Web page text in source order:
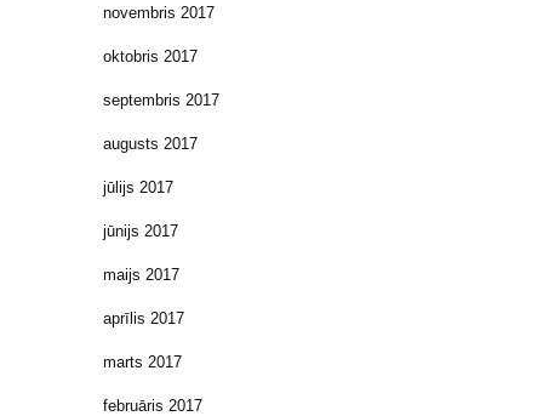
novembris 2017
oktobris 2017
septembris 2017
augusts 2017
jūlijs 2017
jūnijs 2017
maijs 2017
aprīlis 2017
marts 2017
februāris 2017